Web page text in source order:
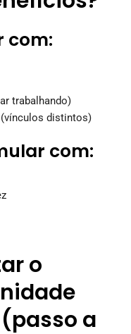
com:
trabalhando)
distintos)
com:
o
(passo a